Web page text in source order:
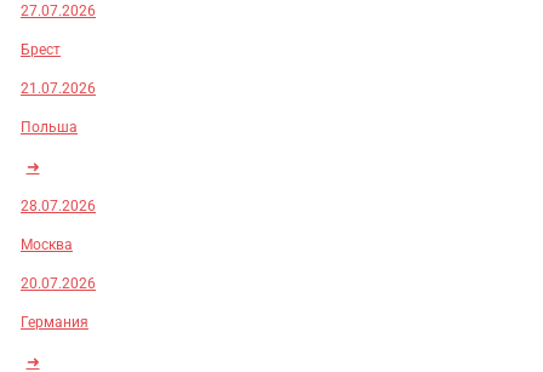
27.07.2026
Брест
21.07.2026
Польша
➜
28.07.2026
Москва
20.07.2026
Германия
➜